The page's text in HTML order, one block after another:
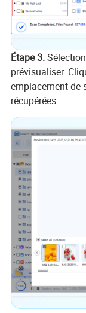
Étape 3.
prévisualiser.
emplacement de
récupérées.